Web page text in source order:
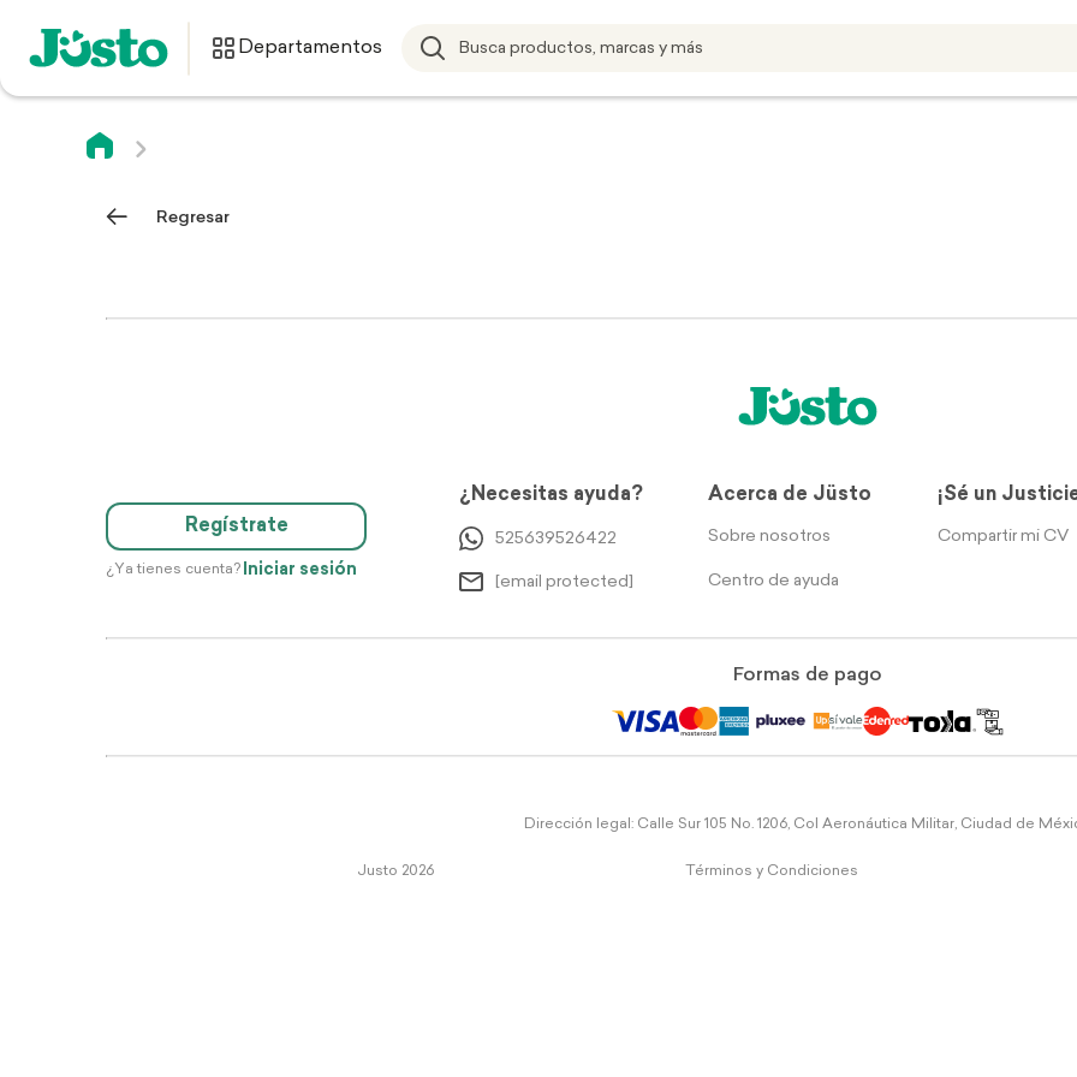
Departamentos
Regresar
Regístrate
¿Ya tienes cuenta? Iniciar sesión
¿Necesitas ayuda?
525639526422
[email protected]
Acerca de Jüsto
Sobre nosotros
Centro de ayuda
¡Sé un
Compartir mi CV
Formas de pago
Dirección legal: Calle Sur 105 No. 1206, Col Aeronáutica Militar, Ciudad de
Justo 2026 Términos y Condiciones